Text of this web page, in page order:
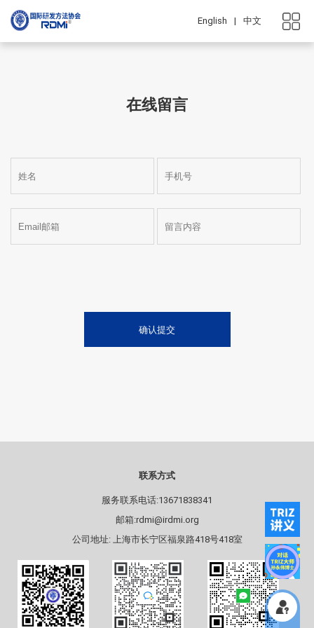
English | 中文
在线留言
确认提交
联系方式
服务联系电话:13671838341
邮箱:rdmi@irdmi.org
公司地址: 上海市长宁区福泉路418号418室